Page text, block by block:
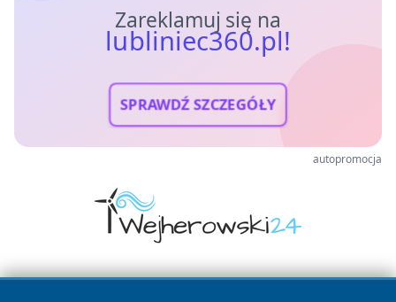
Zareklamuj się na
lubliniec360.pl!
SPRAWDŹ SZCZEGÓŁY
autopromocja